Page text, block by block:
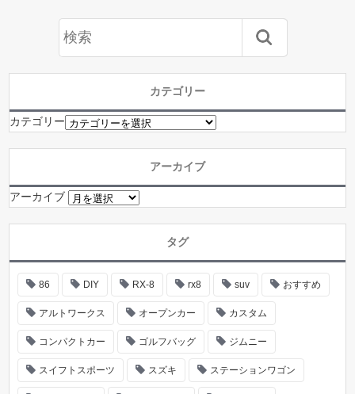
カテゴリー
カテゴリー
アーカイブ
アーカイブ
タグ
86 DIY RX-8 rx8 suv おすすめ
アルトワークス オープンカー カスタム
コンパクトカー ゴルフバッグ ジムニー
スイフトスポーツ スズキ ステーションワゴン